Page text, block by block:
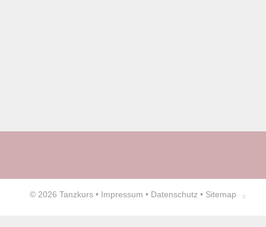
© 2026 Tanzkurs • Impressum • Datenschutz • Sitemap